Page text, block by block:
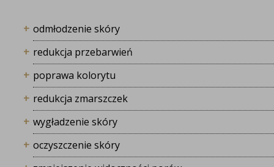
odmłodzenie skóry
redukcja przebarwień
poprawa kolorytu
redukcja zmarszczek
wygładzenie skóry
oczyszczenie skóry